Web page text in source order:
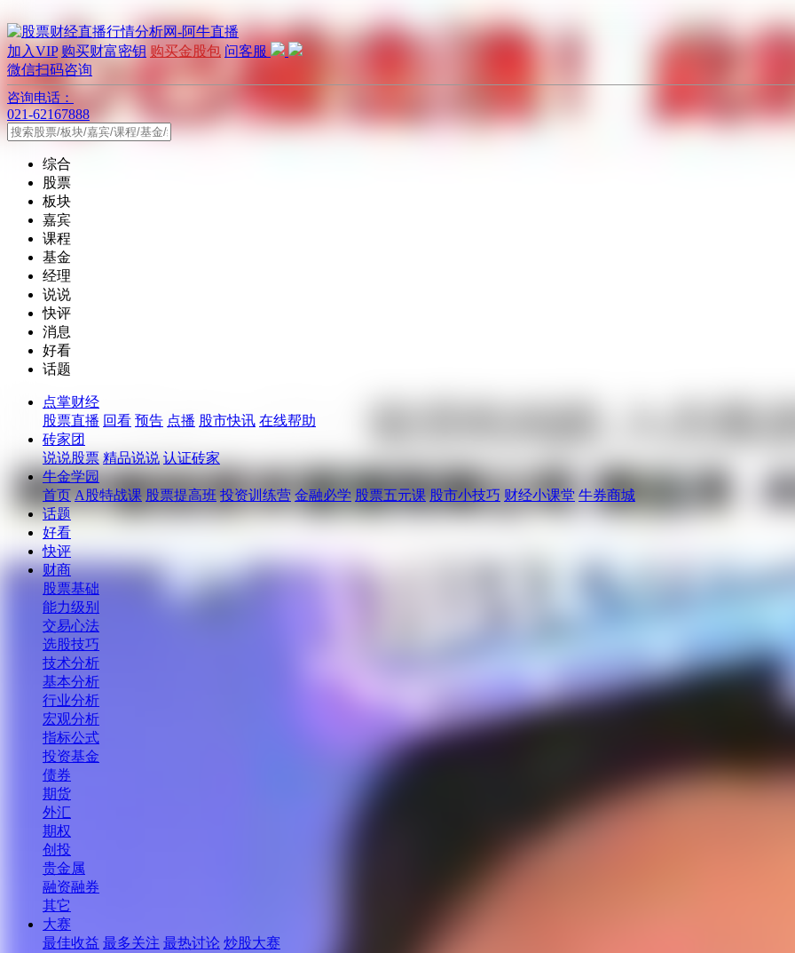
加入VIP 购买财富密钥 购买金股包 问客服
微信扫码咨询
咨询电话：
021-62167888
综合
股票
板块
嘉宾
课程
基金
经理
说说
快评
消息
好看
话题
点掌财经
股票直播 回看 预告 点播 股市快讯 在线帮助
砖家团
说说股票 精品说说 认证砖家
牛金学园
首页 A股特战课 股票提高班 投资训练营 金融必学 股票五元课 股市小技巧 财经小课堂 牛券商城
话题
好看
快评
财商
股票基础
能力级别
交易心法
选股技巧
技术分析
基本分析
行业分析
宏观分析
指标公式
投资基金
债券
期货
外汇
期权
创投
贵金属
融资融券
其它
大赛
最佳收益 最多关注 最热讨论 炒股大赛